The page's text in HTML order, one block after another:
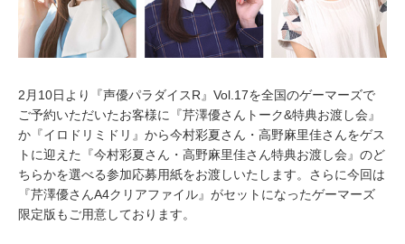
2月10日より『声優パラダイスR』Vol.17を全国のゲーマーズで
ご予約いただいたお客様に『芹澤優さんトーク&特典お渡し会』
か『イロドリミドリ』から今村彩夏さん・高野麻里佳さんをゲス
トに迎えた『今村彩夏さん・高野麻里佳さん特典お渡し会』のど
ちらかを選べる参加応募用紙をお渡しいたします。さらに今回は
『芹澤優さんA4クリアファイル』がセットになったゲーマーズ
限定版もご用意しております。